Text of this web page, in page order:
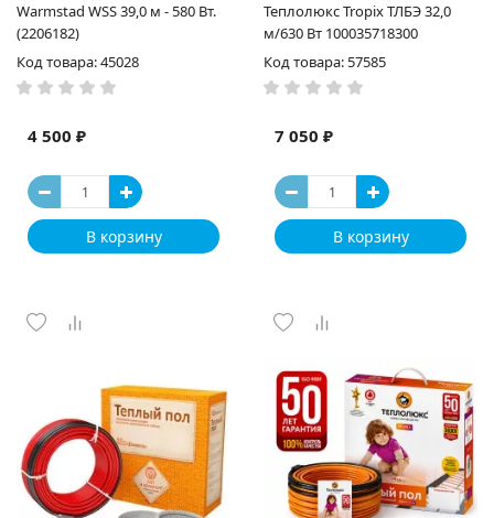
Warmstad WSS 39,0 м - 580 Вт.
(2206182)
Код товара: 45028
4 500 ₽
В корзину
Теплолюкс Tropix ТЛБЭ 32,0
м/630 Вт 100035718300
Код товара: 57585
7 050 ₽
В корзину